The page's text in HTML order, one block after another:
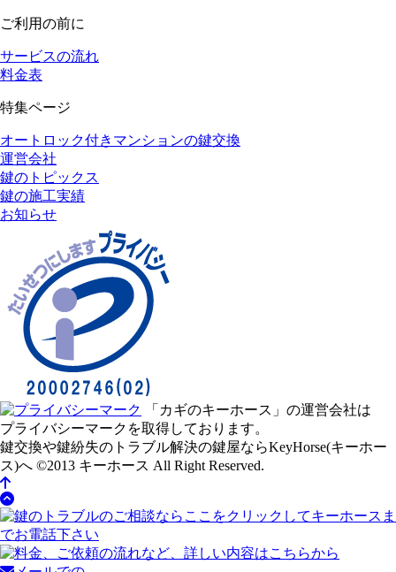
ご利用の前に
サービスの流れ
料金表
特集ページ
オートロック付きマンションの鍵交換
運営会社
鍵のトピックス
鍵の施工実績
お知らせ
「カギのキーホース」の運営会社は
プライバシーマークを取得しております。
鍵交換や鍵紛失のトラブル解決の鍵屋ならKeyHorse(キーホー
ス)へ ©2013 キーホース All Right Reserved.